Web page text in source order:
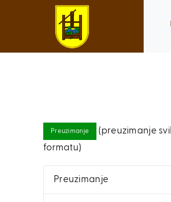
Preuzimanje
(preuzimanje
formatu)
Preuzimanje